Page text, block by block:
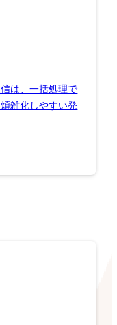
は、一括処理で
雑化しやすい発